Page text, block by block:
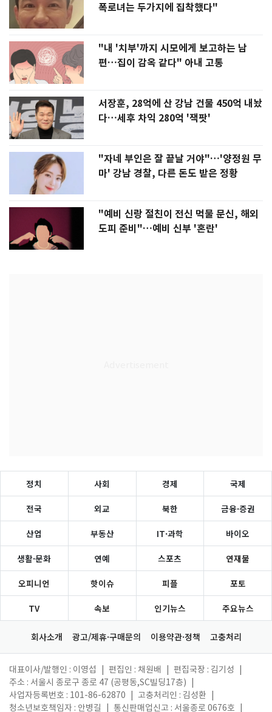
폭로녀는 두가지에 집착했다"
"내 '치부'까지 시모에게 보고하는 남
편…집이 감옥 같다" 아내 고통
서장훈, 28억에 산 강남 건물 450억 내놨
다…세후 차익 280억 '잭팟'
"자네 부인은 잘 끝날 거야"…'양정원 무
마' 강남 경찰, 다른 돈도 받은 정황
"예비 신랑 절친이 전신 먹물 문신, 해외
도피 준비"…예비 신부 '혼란'
정치 사회 경제 국제
전국 외교 북한 금융·증권
산업 부동산 IT·과학 바이오
생활·문화 연예 스포츠 연재물
오피니언 핫이슈 피플 포토
TV 속보 인기뉴스 주요뉴스
회사소개 광고/제휴·구매문의 이용약관·정책 고충처리
대표이사/발행인 : 이영섭 편집인 : 채원배 편집국장 : 김기성
주소 : 서울시 종로구 종로 47 (공평동,SC빌딩17층)
사업자등록번호 : 101-86-62870
고충처리인 : 김성환
청소년보호책임자 : 안병길
통신판매업신고 : 서울종로 0676호